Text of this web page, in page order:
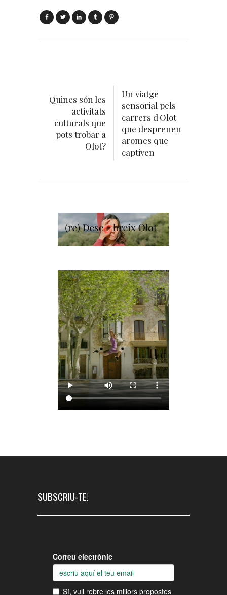
Quines són les
activitats
culturals que
pots trobar a
Olot?
Un viatge
sensorial pels
carrers d'Olot
que desprenen
aromes que
captiven
SUBSCRIU-TE!